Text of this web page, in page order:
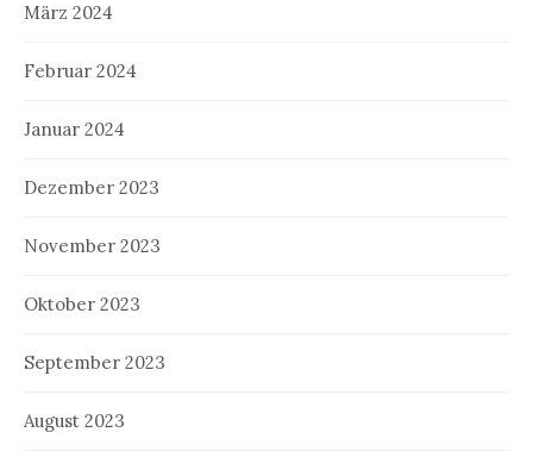
März 2024
Februar 2024
Januar 2024
Dezember 2023
November 2023
Oktober 2023
September 2023
August 2023